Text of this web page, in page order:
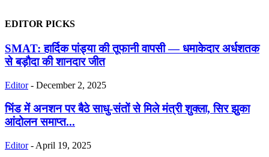
EDITOR PICKS
SMAT: हार्दिक पांड्या की तूफानी वापसी — धमाकेदार अर्धशतक
से बड़ौदा की शानदार जीत
Editor - December 2, 2025
भिंड में अनशन पर बैठे साधु-संतों से मिले मंत्री शुक्ला, सिर झुका
आंदोलन समाप्त...
Editor - April 19, 2025